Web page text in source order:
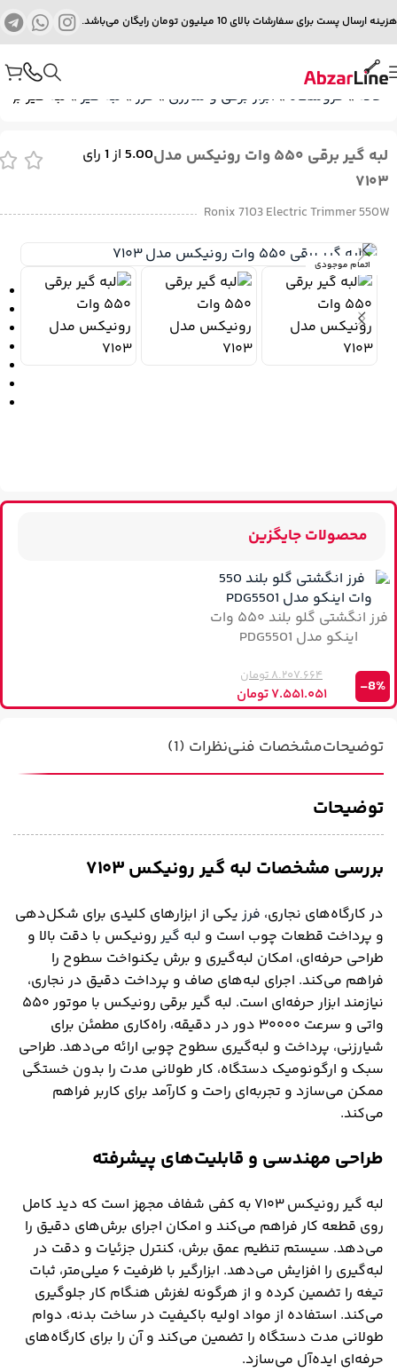
هزینه ارسال پست برای سفارشات بالای 10 میلیون تومان رایگان می‌باشد.
خانه » فروشگاه » ابزار برقی و شارژی » فرز» لبه گیر» لبه گیر برقی ۵۵۰ وات رونیکس
لبه گیر برقی ۵۵۰ وات رونیکس مدل
۷۱۰۳
5.00 از1 رای
Ronix 7103 Electric Trimmer 550W
اتمام موجودی
محصولات جایگزین
فرز انگشتی گلو بلند ۵۵۰ وات
اینکو مدل PDG5501
۸.۲۰۷.۶۶۴تومان
۷.۵۵۱.۰۵۱تومان -8%
توضیحاتمشخصات فنینظرات (1)
توضیحات
بررسی مشخصات لبه گیر رونیکس ۷۱۰۳
در کارگاه‌های نجاری، فرزیکی از ابزارهای کلیدی برای شکل‌دهی
و پرداخت قطعات چوب است و لبه گیررونیکس با دقت بالا و
طراحی حرفه‌ای، امکان لبه‌گیری و برش یکنواخت سطوح را
فراهم می‌کند. اجرای لبه‌های صاف و پرداخت دقیق در نجاری،
نیازمند ابزار حرفه‌ای است. لبه گیر برقی رونیکس با موتور ۵۵۰
واتی و سرعت ۳۰۰۰۰ دور در دقیقه، راه‌کاری مطمئن برای
شیارزنی، پرداخت و لبه‌گیری سطوح چوبی ارائه می‌دهد. طراحی
سبک و ارگونومیک دستگاه، کار طولانی مدت را بدون خستگی
ممکن می‌سازد و تجربه‌ای راحت و کارآمد برای کاربر فراهم
می‌کند.
طراحی مهندسی و قابلیت‌های پیشرفته
لبه گیر رونیکس ۷۱۰۳ به کفی شفاف مجهز است که دید کامل
روی قطعه کار فراهم می‌کند و امکان اجرای برش‌های دقیق را
می‌دهد. سیستم تنظیم عمق برش، کنترل جزئیات و دقت در
لبه‌گیری را افزایش می‌دهد. ابزارگیر با ظرفیت ۶ میلی‌متر، ثبات
تیغه را تضمین کرده و از هرگونه لغزش هنگام کار جلوگیری
می‌کند. استفاده از مواد اولیه باکیفیت در ساخت بدنه، دوام
طولانی مدت دستگاه را تضمین می‌کند و آن را برای کارگاه‌های
حرفه‌ای ایده‌آل می‌سازد.